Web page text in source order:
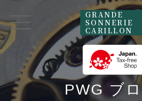
PWG ブ
GRANDE
SONNERIE
CARILLON